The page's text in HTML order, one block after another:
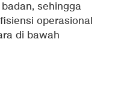
sehingga
operasional
di bawah